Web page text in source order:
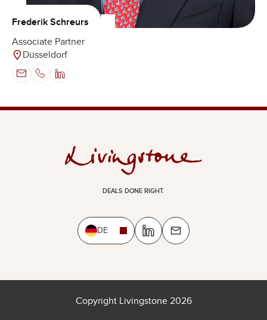
Frederik Schreurs
Associate Partner
Düsseldorf
DEALS DONE RIGHT.
DE
Copyright Livingstone 2026